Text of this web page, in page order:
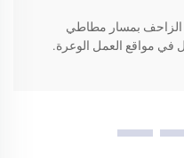
الزاحف بمسار مطاطي
في مواقع العمل الوعرة.